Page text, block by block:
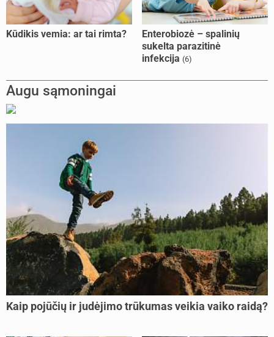
Kūdikis vemia: ar tai rimta?
Enterobiozė – spalinių
sukelta parazitinė
infekcija (6)
Augu sąmoningai
Kaip pojūčių ir judėjimo trūkumas veikia vaiko raidą?